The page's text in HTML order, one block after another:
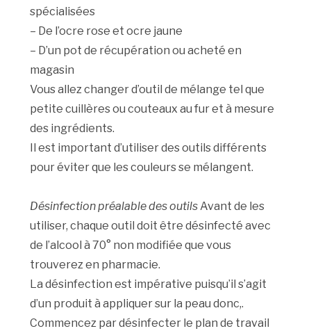
spécialisées
– De l’ocre rose et ocre jaune
– D’un pot de récupération ou acheté en
magasin
Vous allez changer d’outil de mélange tel que
petite cuillères ou couteaux au fur et à mesure
des ingrédients.
Il est important d’utiliser des outils différents
pour éviter que les couleurs se mélangent.
Désinfection préalable des outilsAvant de les
utiliser, chaque outil doit être désinfecté avec
de l’alcool à 70° non modifiée que vous
trouverez en pharmacie.
La désinfection est impérative puisqu’il s’agit
d’un produit à appliquer sur la peau donc,.
Commencez par désinfecter le plan de travail